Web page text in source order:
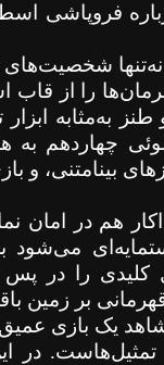
فروپاشی
شخصیت‌های
را از
طنز به‌مثابه
چهاردهم به
بینامتنی، و
هم در امان
می‌شود
را در پس
قهرمانی بر زمین
یک بازی
در